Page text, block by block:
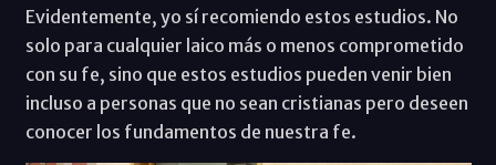
Evidentemente, yo sí recomiendo estos estudios. No
solo para cualquier laico más o menos comprometido
con su fe, sino que estos estudios pueden venir bien
incluso a personas que no sean cristianas pero deseen
conocer los fundamentos de nuestra fe.